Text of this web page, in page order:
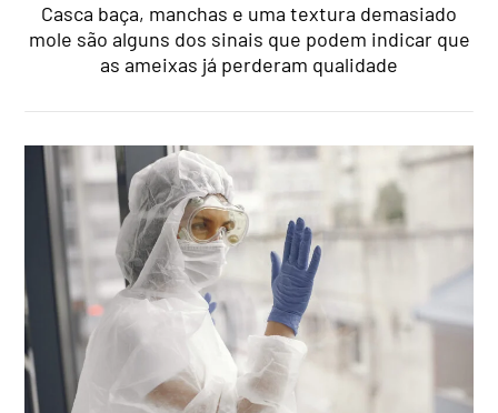
Casca baça, manchas e uma textura demasiado
mole são alguns dos sinais que podem indicar que
as ameixas já perderam qualidade